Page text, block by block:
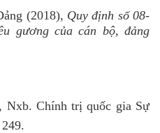
(2018), Quy định số 08-
gương của cán bộ, đảng
Nxb. Chính trị quốc gia Sự